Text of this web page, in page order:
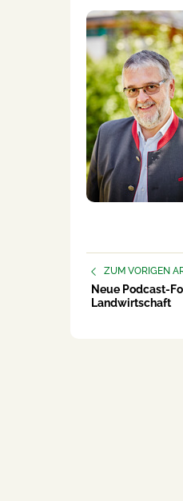
ZUM VORIGEN
Neue Podcast-
Landwirtschaft